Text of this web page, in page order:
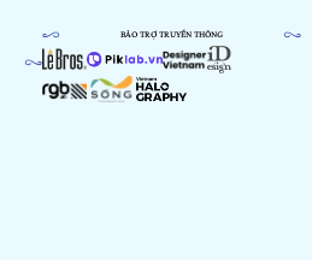
BẢO TRỢ TRUYỀN THÔNG